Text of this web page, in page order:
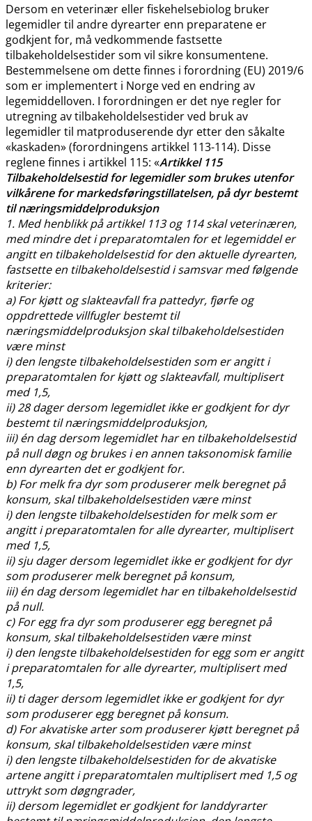
Dersom en veterinær eller fiskehelsebiolog bruker
legemidler til andre dyrearter enn preparatene er
godkjent for, må vedkommende fastsette
tilbakeholdelsestider som vil sikre konsumentene.
Bestemmelsene om dette finnes i forordning (EU) 2019/6
som er implementert i Norge ved en endring av
legemiddelloven. I forordningen er det nye regler for
utregning av tilbakeholdelsestider ved bruk av
legemidler til matproduserende dyr etter den såkalte
«kaskaden» (forordningens artikkel 113-114). Disse
reglene finnes i artikkel 115: «Artikkel 115
Tilbakeholdelsestid for legemidler som brukes utenfor
vilkårene for markedsføringstillatelsen, på dyr bestemt
til næringsmiddelproduksjon
1. Med henblikk på artikkel 113 og 114 skal veterinæren,
med mindre det i preparatomtalen for et legemiddel er
angitt en tilbakeholdelsestid for den aktuelle dyrearten,
fastsette en tilbakeholdelsestid i samsvar med følgende
kriterier:
a) For kjøtt og slakteavfall fra pattedyr, fjørfe og
oppdrettede villfugler bestemt til
næringsmiddelproduksjon skal tilbakeholdelsestiden
være minst
i) den lengste tilbakeholdelsestiden som er angitt i
preparatomtalen for kjøtt og slakteavfall, multiplisert
med 1,5,
ii) 28 dager dersom legemidlet ikke er godkjent for dyr
bestemt til næringsmiddelproduksjon,
iii) én dag dersom legemidlet har en tilbakeholdelsestid
på null døgn og brukes i en annen taksonomisk familie
enn dyrearten det er godkjent for.
b) For melk fra dyr som produserer melk beregnet på
konsum, skal tilbakeholdelsestiden være minst
i) den lengste tilbakeholdelsestiden for melk som er
angitt i preparatomtalen for alle dyrearter, multiplisert
med 1,5,
ii) sju dager dersom legemidlet ikke er godkjent for dyr
som produserer melk beregnet på konsum,
iii) én dag dersom legemidlet har en tilbakeholdelsestid
på null.
c) For egg fra dyr som produserer egg beregnet på
konsum, skal tilbakeholdelsestiden være minst
i) den lengste tilbakeholdelsestiden for egg som er angitt
i preparatomtalen for alle dyrearter, multiplisert med
1,5,
ii) ti dager dersom legemidlet ikke er godkjent for dyr
som produserer egg beregnet på konsum.
d) For akvatiske arter som produserer kjøtt beregnet på
konsum, skal tilbakeholdelsestiden være minst
i) den lengste tilbakeholdelsestiden for de akvatiske
artene angitt i preparatomtalen multiplisert med 1,5 og
uttrykt som døgngrader,
ii) dersom legemidlet er godkjent for landdyrarter